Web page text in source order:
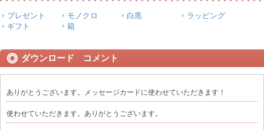
プレゼント モノクロ 白黒
ラッピング
ギフト
箱
ダウンロード コメント
ありがとうございます。メッセージカードに使わせていただきます！
使わせていただきます。ありがとうございます。